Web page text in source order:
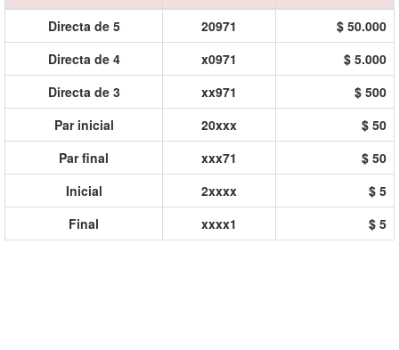
Directa de 5
20971
$ 50.000
Directa de 4
x0971
$ 5.000
Directa de 3
xx971
$ 500
Par inicial
20xxx
$ 50
Par final
xxx71
$ 50
Inicial
2xxxx
$ 5
Final
xxxx1 $ 5